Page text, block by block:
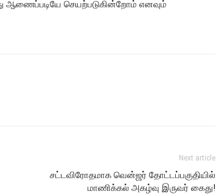
ஆணைப்படியே செயற்படுகின்றோம் எனவும்
Next article
சட்டவிரோதமாக வென்ஜர் தோட்டப்பகுதியில்
மாணிக்கல் அகழ்வு இருவர் கைது!